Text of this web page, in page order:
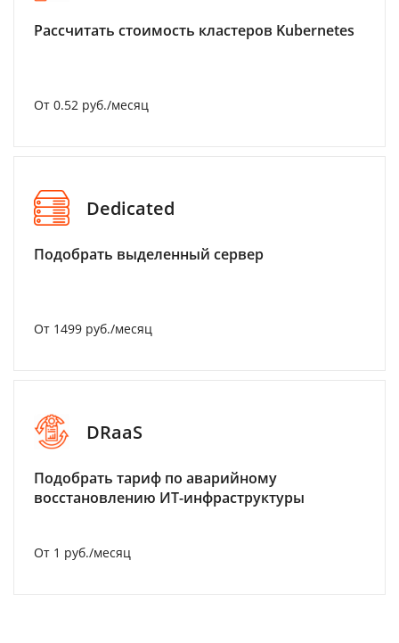
Рассчитать стоимость кластеров Kubernetes
От 0.52 руб./месяц
Dedicated
Подобрать выделенный сервер
От 1499 руб./месяц
DRaaS
Подобрать тариф по аварийному
восстановлению ИТ-инфраструктуры
От 1 руб./месяц